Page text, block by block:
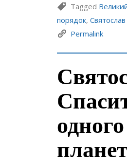
Tagged
порядок,
Permalink